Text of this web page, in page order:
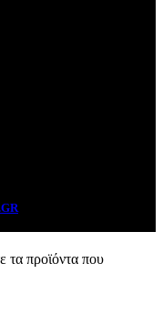
τα προϊόντα που